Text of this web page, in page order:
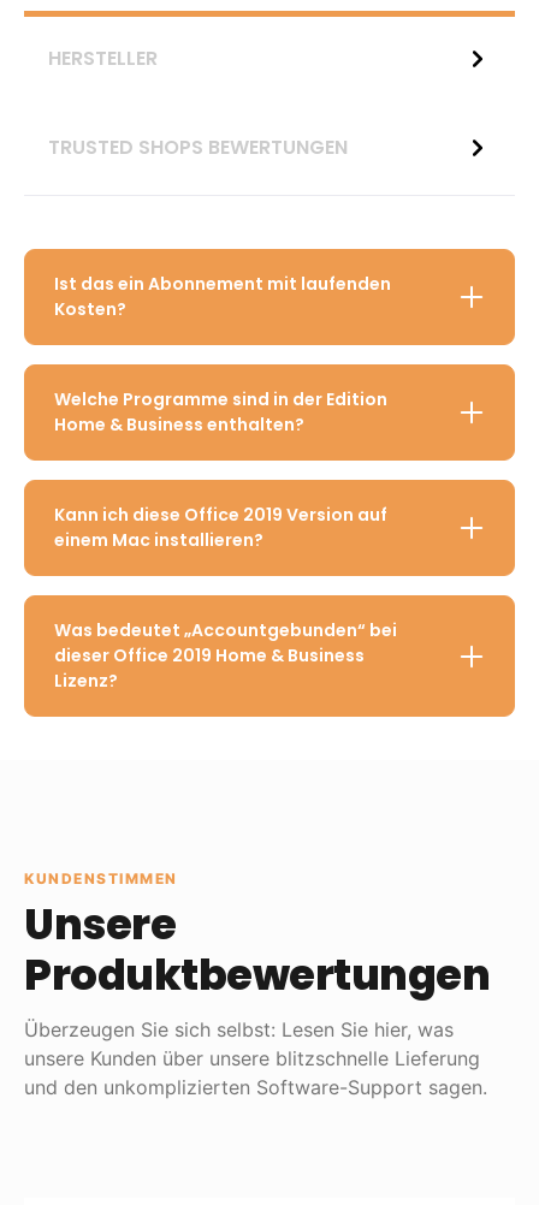
HERSTELLER
TRUSTED SHOPS BEWERTUNGEN
Ist das ein Abonnement mit laufenden
Kosten?
Welche Programme sind in der Edition
Home & Business enthalten?
Kann ich diese Office 2019 Version auf
einem Mac installieren?
Was bedeutet „Accountgebunden“ bei
dieser Office 2019 Home & Business
Lizenz?
KUNDENSTIMMEN
Unsere
Produktbewertungen
Überzeugen Sie sich selbst: Lesen Sie hier, was
unsere Kunden über unsere blitzschnelle Lieferung
und den unkomplizierten Software-Support sagen.